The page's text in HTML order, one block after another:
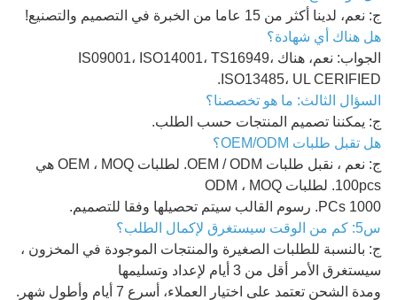
ج: نعم، لدينا أكثر من 15 عاما من الخبرة في التصميم والتصنيع!
هل هناك أي شهادة؟
الجواب: نعم، هناك IS09001، ISO14001، TS16949،
ISO13485، UL CERIFIED.
السؤال الثالث: ما هو تخصصنا؟
ج: يمكننا تصميم المنتجات حسب الطلب.
هل تقبل طلبات OEM/ODM؟
ج: نعم ، نقبل طلبات OEM / ODM. لطلبات OEM ، MOQ هي
100pcs. لطلبات ODM ، MOQ
1000 PCs. رسوم القالب سيتم تحصيلها وفقا للتصميم.
س5: كم من الوقت سيستغرق لإكمال الطلب؟
ج: بالنسبة للطلبات الصغيرة والمنتجات الموجودة في المخزون ،
سيستغرق الأمر أقل من 3 أيام لإعداد وتسليمها
ومدة الشحن تعتمد على اختيار العملاء، أسرع 7 أيام وأطول شهر.